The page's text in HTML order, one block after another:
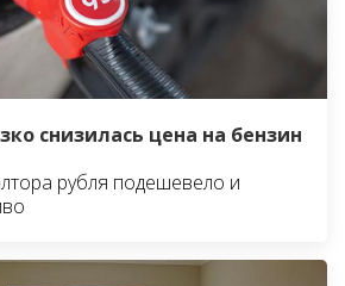
снизилась цена на бензин
рубля подешевело и